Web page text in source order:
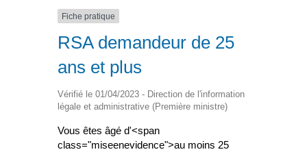
Fiche pratique
RSA demandeur de 25
ans et plus
Vérifié le 01/04/2023 - Direction de l'information
légale et administrative (Première ministre)
Vous êtes âgé d'<span
class="miseenevidence">au moins 25